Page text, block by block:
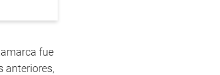
fue
anteriores,